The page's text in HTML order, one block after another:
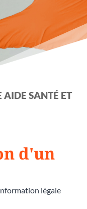
AIDE SANTÉ ET
d'un
légale